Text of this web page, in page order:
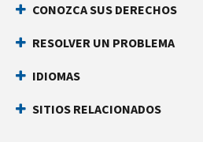
CONOZCA SUS DERECHOS
RESOLVER UN PROBLEMA
IDIOMAS
SITIOS RELACIONADOS